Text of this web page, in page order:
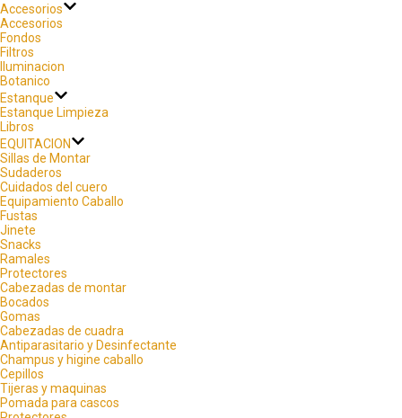
Accesorios
Accesorios
Fondos
Filtros
Iluminacion
Botanico
Estanque
Estanque Limpieza
Libros
EQUITACION
Sillas de Montar
Sudaderos
Cuidados del cuero
Equipamiento Caballo
Fustas
Jinete
Snacks
Ramales
Protectores
Cabezadas de montar
Bocados
Gomas
Cabezadas de cuadra
Antiparasitario y Desinfectante
Champus y higine caballo
Cepillos
Tijeras y maquinas
Pomada para cascos